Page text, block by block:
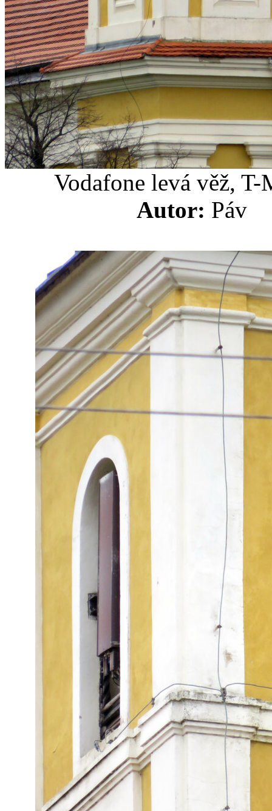
Vodafone levá věž,
Autor: